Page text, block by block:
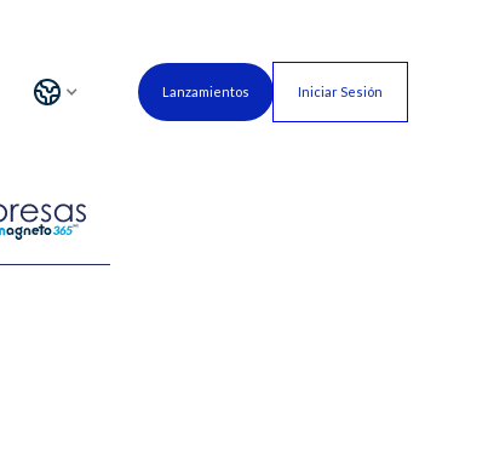
Lanzamientos Iniciar Sesión